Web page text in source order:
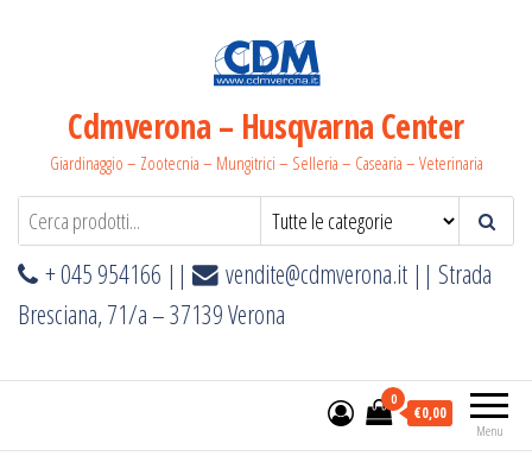
Cdmverona – Husqvarna Center
Giardinaggio – Zootecnia – Mungitrici – Selleria – Casearia – Veterinaria
+ 045 954166 || vendite@cdmverona.it || Strada
Bresciana, 71/a – 37139 Verona
Menu
0
€0,00